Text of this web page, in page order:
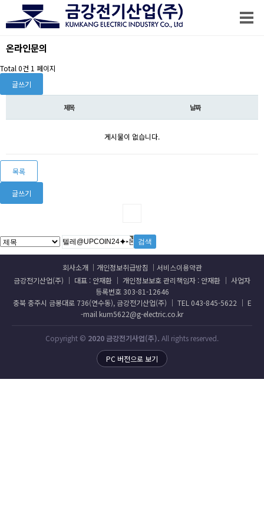
온라인문의
Total 0건 1 페이지
글쓰기
제목 날짜
게시물이 없습니다.
목록
글쓰기
회사소개 개인정보취급방침
서비스이용약관
금강전기산업(주) │ 대표 : 안재환 │ 개인정보보호 관리책임자 : 안재환 │ 사업자
등록번호 303-81-12646
충북 충주시 금봉대로 736(연수동), 금강전기산업(주) │ TEL 043-845-5622 │ E
-mail kum5622@g-electric.co.kr
Copyright © 2020 금강전기사업(주). All rights reserved.
PC 버전으로 보기